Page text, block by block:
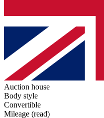
Auction house
Body style
Convertible
Mileage (read)